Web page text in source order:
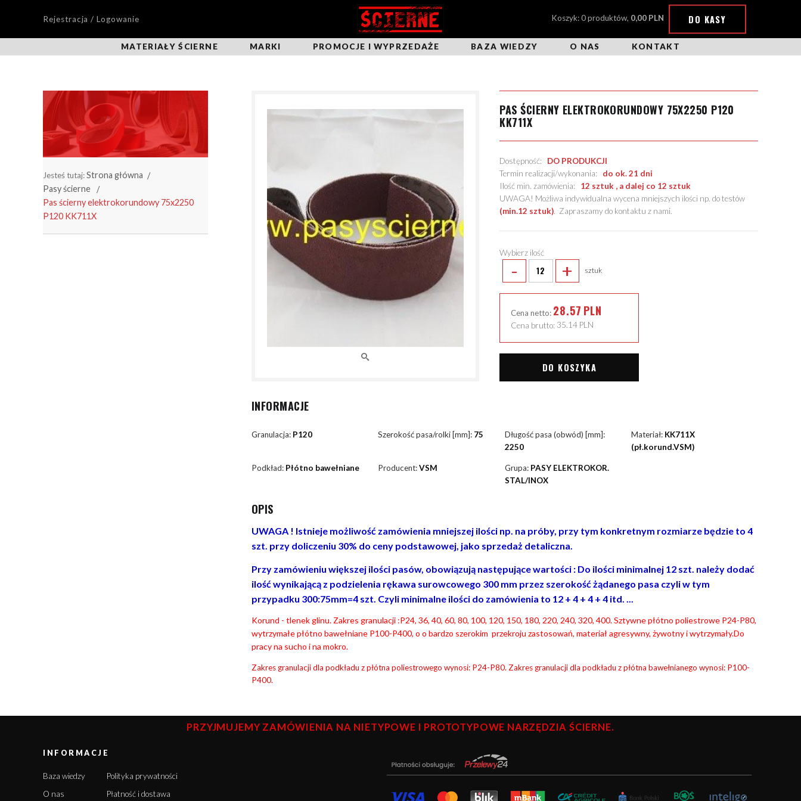
Rejestracja / Logowanie Koszyk: 0 produktów, 0,00 PLN DO KASY
MATERIAŁY ŚCIERNE MARKI PROMOCJE I WYPRZEDAŻE BAZA WIEDZY O NAS KONTAKT
Jesteś tutaj:Strona główna
Pasy ścierne
Pas ścierny elektrokorundowy 75x2250
P120 KK711X
PAS ŚCIERNY ELEKTROKORUNDOWY 75X2250 P120
KK711X
Dostępność: DO PRODUKCJI
Termin realizacji/wykonania: do ok. 21 dni
Ilość min. zamówienia: 12 sztuk , a dalej co 12 sztuk
UWAGA! Możliwa indywidualna wycena mniejszych ilości np. do testów
(min.12 sztuk). Zapraszamy do kontaktu z nami.
Wybierz ilość
- + sztuk
Cena netto: 28.57 PLN
Cena brutto: 35.14 PLN
DO KOSZYKA
INFORMACJE
Granulacja: P120 Szerokość pasa/rolki [mm]: 75
Długość pasa (obwód) [mm]:
2250
Materiał: KK711X
(pł.korund.VSM)
Podkład: Płótno bawełniane Producent:VSM Grupa: PASY ELEKTROKOR.
STAL/INOX
OPIS
UWAGA ! Istnieje możliwość zamówienia mniejszej ilości np. na próby, przy tym konkretnym rozmiarze będzie to 4
szt. przy doliczeniu 30% do ceny podstawowej, jako sprzedaż detaliczna.
Przy zamówieniu większej ilości pasów, obowiązują następujące wartości : Do ilości minimalnej 12 szt. należy dodać
ilość wynikającą z podzielenia rękawa surowcowego 300 mm przez szerokość żądanego pasa czyli w tym
przypadku 300:75mm=4 szt. Czyli minimalne ilości do zamówienia to 12 + 4 + 4 + 4 itd. ...
Korund - tlenek glinu. Zakres granulacji :P24, 36, 40, 60, 80, 100, 120, 150, 180, 220, 240, 320, 400. Sztywne płótno poliestrowe P24-P80,
wytrzymałe płótno bawełniane P100-P400, o o bardzo szerokim przekroju zastosowań, materiał agresywny, żywotny i wytrzymały.Do
pracy na sucho i na mokro.
Zakres granulacji dla podkładu z płótna poliestrowego wynosi: P24-P80. Zakres granulacji dla podkładu z płótna bawełnianego wynosi: P100-
P400.
PRZYJMUJEMY ZAMÓWIENIA NA NIETYPOWE I PROTOTYPOWE NARZĘDZIA ŚCIERNE.
INFORMACJE
Baza wiedzy
O nas
Polityka prywatności
Płatność i dostawa